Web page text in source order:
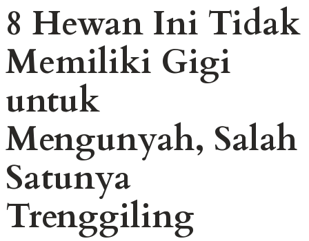
8 Hewan Ini Tidak
Memiliki Gigi
untuk
Mengunyah, Salah
Satunya
Trenggiling